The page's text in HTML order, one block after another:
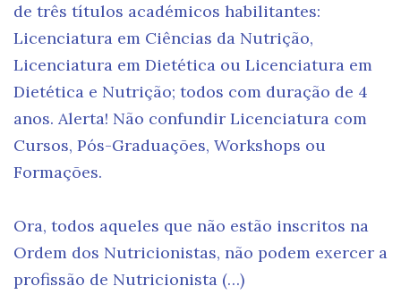
de três títulos académicos habilitantes:
Licenciatura em Ciências da Nutrição,
Licenciatura em Dietética ou Licenciatura em
Dietética e Nutrição; todos com duração de 4
anos. Alerta! Não confundir Licenciatura com
Cursos, Pós-Graduações, Workshops ou
Formações.
Ora, todos aqueles que não estão inscritos na
Ordem dos Nutricionistas, não podem exercer a
profissão de Nutricionista (…)